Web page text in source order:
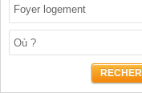
Foyer logement